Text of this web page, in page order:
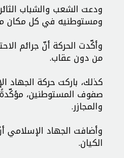
ودعت الشعب والشباب
ومستوطنيه في كل مكان
وأكّدت الحركة أنّ جرائم
من دون عقاب.
كذلك، باركت حركة الجهاد
صفوف المستوطنين، مؤكّدةً
والمجازر.
وأضافت الجهاد الإسلامي
الكيان.